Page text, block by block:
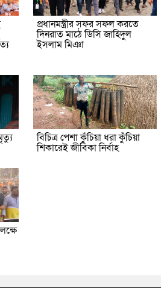
প্রধানমন্ত্রীর সফর সফল করতে
দিনরাত মাঠে ডিসি জাহিদুল
ইসলাম মিঞা
বিচিত্র পেশা কুঁচিয়া ধরা কুঁচিয়া
শিকারেই জীবিকা নির্বাহ